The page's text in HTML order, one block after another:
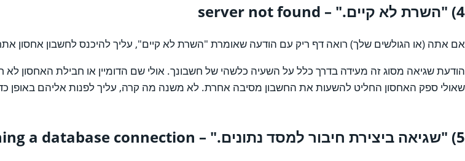
4) "השרת לא קיים." – server not found
אם אתה (או הגולשים שלך) רואה דף ריק עם הודעה שאומרת "השרת לא קיים", עליך להיכנס לחשבון אחסון
הודעת שגיאה מסוג זה מעידה בדרך כלל על השעיה כלשהי של חשבונך. אולי שם הדומיין או חבילת האחסון לא
שאולי ספק האחסון החליט להשעות את החשבון מסיבה אחרת. לא משנה מה קרה, עליך לפנות אליהם באופן
5) "שגיאה ביצירת חיבור למסד נתונים." – error establishing a database connection